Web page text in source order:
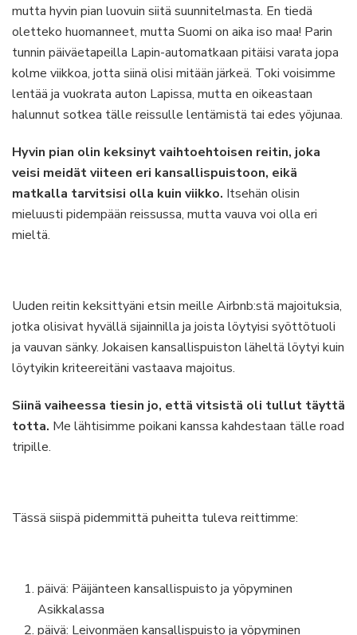
mutta hyvin pian luovuin siitä suunnitelmasta. En tiedä
oletteko huomanneet, mutta Suomi on aika iso maa! Parin
tunnin päiväetapeilla Lapin-automatkaan pitäisi varata jopa
kolme viikkoa, jotta siinä olisi mitään järkeä. Toki voisimme
lentää ja vuokrata auton Lapissa, mutta en oikeastaan
halunnut sotkea tälle reissulle lentämistä tai edes yöjunaa.
Hyvin pian olin keksinyt vaihtoehtoisen reitin, joka
veisi meidät viiteen eri kansallispuistoon, eikä
matkalla tarvitsisi olla kuin viikko. Itsehän olisin
mieluusti pidempään reissussa, mutta vauva voi olla eri
mieltä.
Uuden reitin keksittyäni etsin meille Airbnb:stä majoituksia,
jotka olisivat hyvällä sijainnilla ja joista löytyisi syöttötuoli
ja vauvan sänky. Jokaisen kansallispuiston läheltä löytyi kuin
löytyikin kriteereitäni vastaava majoitus.
Siinä vaiheessa tiesin jo, että vitsistä oli tullut täyttä
totta. Me lähtisimme poikani kanssa kahdestaan tälle road
tripille.
Tässä siispä pidemmittä puheitta tuleva reittimme:
päivä: Päijänteen kansallispuisto ja yöpyminen
Asikkalassa
päivä: Leivonmäen kansallispuisto ja yöpyminen